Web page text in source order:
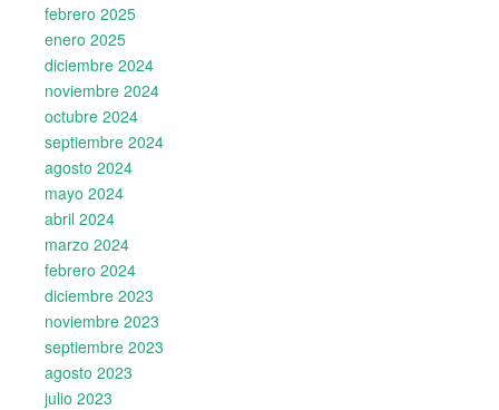
febrero 2025
enero 2025
diciembre 2024
noviembre 2024
octubre 2024
septiembre 2024
agosto 2024
mayo 2024
abril 2024
marzo 2024
febrero 2024
diciembre 2023
noviembre 2023
septiembre 2023
agosto 2023
julio 2023